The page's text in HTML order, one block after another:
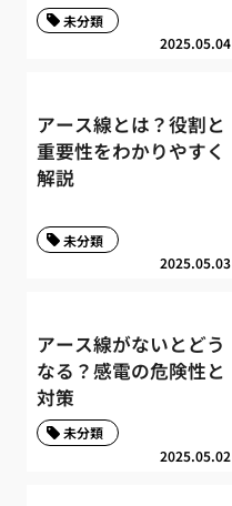
2025.05.04
未分類
アース線とは？役割と
重要性をわかりやすく
解説
2025.05.03
未分類
アース線がないとどう
なる？感電の危険性と
対策
2025.05.02
未分類